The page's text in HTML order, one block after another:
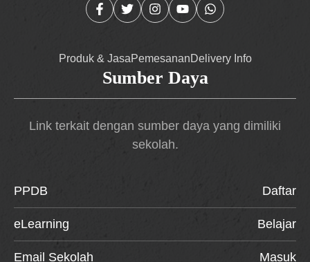
Produk & JasaPemesananDelivery Info
Sumber Daya
Link terkait dengan sumber daya yang dimiliki
sekolah.
PPDB Daftar
eLearning Belajar
Email Sekolah Masuk